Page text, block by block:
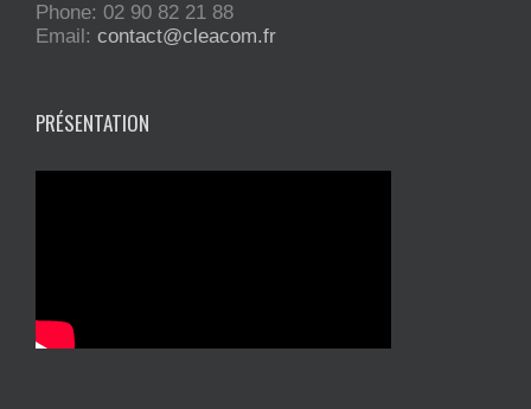
Phone: 02 90 82 21 88
Email: contact@cleacom.fr
PRÉSENTATION